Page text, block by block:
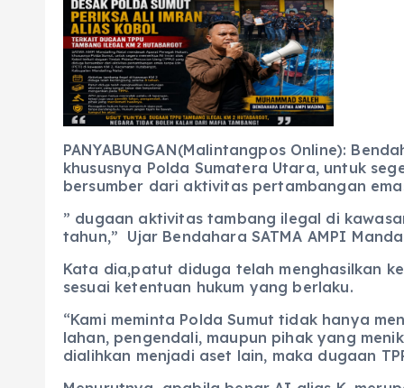
e
b
o
o
k
ts
A
p
p
g
r
m
e
n
g
er
l
re
PANYABUNGAN(Malintangpos Online):
khususnya Polda Sumatera Utara, untuk
bersumber dari aktivitas pertambangan
” dugaan aktivitas tambang ilegal di
tahun,” Ujar Bendahara SATMA AMPI
Kata dia,patut diduga telah menghasilkan
sesuai ketentuan hukum yang berlaku.
“Kami meminta Polda Sumut tidak hanya
lahan, pengendali, maupun pihak yang
dialihkan menjadi aset lain, maka dugaan